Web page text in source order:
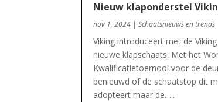
Nieuw klaponderstel
nov 1, 2024 |Schaatsnieuws en trends
Viking introduceert met de
nieuwe klapschaats. Met het
Kwalificatietoernooi voor de
benieuwd of de schaatstop dit
adopteert maar de…..